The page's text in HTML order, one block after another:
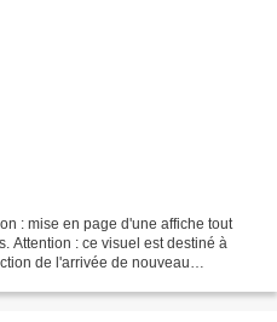
: mise en page d'une affiche tout
Attention : ce visuel est destiné à
de l'arrivée de nouveau